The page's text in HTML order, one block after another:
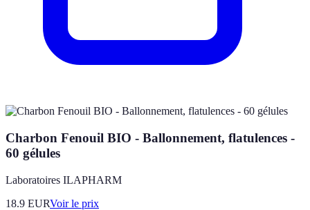
Charbon Fenouil BIO - Ballonnement, flatulences -
60 gélules
Laboratoires ILAPHARM
18.9 EURVoir le prix